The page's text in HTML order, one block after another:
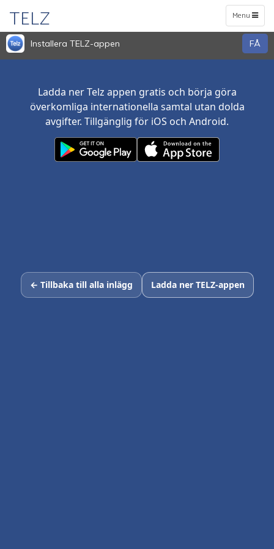
Toggle
navigation
Menu
TELZ
Installera TELZ-appen FÅ
Ladda ner Telz appen gratis och börja göra
överkomliga internationella samtal utan dolda
avgifter. Tillgänglig för iOS och Android.
← Tillbaka till alla inlägg Ladda ner TELZ-appen